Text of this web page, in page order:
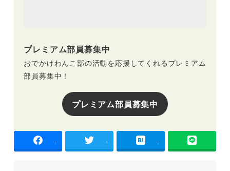
プレミアム部員募集中
おでかけわんこ部の活動を応援してくれるプレミアム
部員募集中！
プレミアム部員募集中
- - -